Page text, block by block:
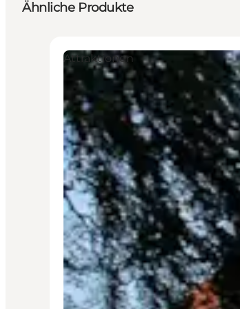
Ähnliche Produkte
Attraktionen